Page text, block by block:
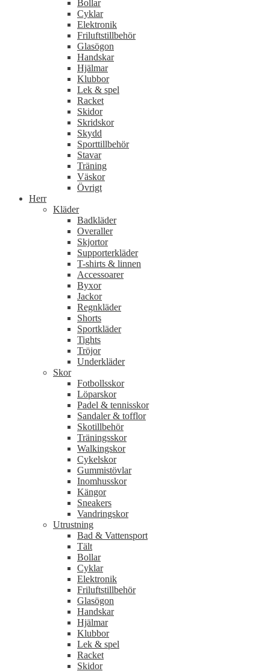
Bollar
Cyklar
Elektronik
Friluftstillbehör
Glasögon
Handskar
Hjälmar
Klubbor
Lek & spel
Racket
Skidor
Skridskor
Skydd
Sporttillbehör
Stavar
Träning
Väskor
Övrigt
Herr
Kläder
Badkläder
Overaller
Skjortor
Supporterkläder
T-shirts & linnen
Accessoarer
Byxor
Jackor
Regnkläder
Shorts
Sportkläder
Tights
Tröjor
Underkläder
Skor
Fotbollsskor
Löparskor
Padel & tennisskor
Sandaler & tofflor
Skotillbehör
Träningsskor
Walkingskor
Cykelskor
Gummistövlar
Inomhusskor
Kängor
Sneakers
Vandringskor
Utrustning
Bad & Vattensport
Tält
Bollar
Cyklar
Elektronik
Friluftstillbehör
Glasögon
Handskar
Hjälmar
Klubbor
Lek & spel
Racket
Skidor